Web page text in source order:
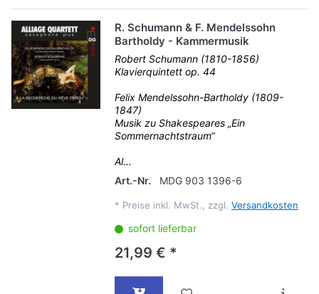
R. Schumann & F. Mendelssohn
Bartholdy - Kammermusik
Robert Schumann (1810-1856)
Klavierquintett op. 44
Felix Mendelssohn-Bartholdy (1809-
1847)
Musik zu Shakespeares „Ein
Sommernachtstraum“
Al...
Art.-Nr.
MDG 903 1396-6
* Preise inkl. MwSt., zzgl. Versandkosten
sofort lieferbar
21,99 € *